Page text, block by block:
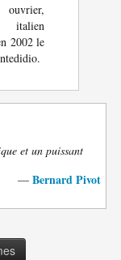
italien
2002 le
et un puissant
— Bernard Pivot